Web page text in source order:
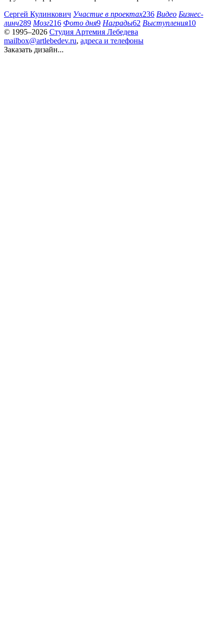
Сергей Кулинкович Участие в проектах236 Видео Бизнес-
линч289 Мозг216 Фото дня9 Награды62 Выступления10
© 1995–2026 Студия Артемия Лебедева
mailbox@artlebedev.ru, адреса и телефоны
Заказать дизайн...